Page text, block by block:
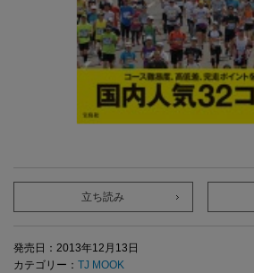
立ち読み
発売日：2013年12月13日
カテゴリー： TJ MOOK